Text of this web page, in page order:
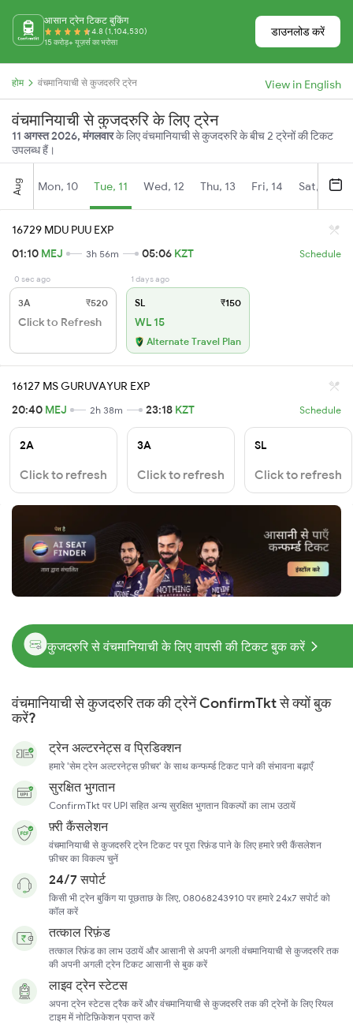
आसान ट्रेन टिकट बुकिंग
4.8 (1,104,530)
15 करोड़+ यूज़र्स का भरोसा
डाउनलोड करें
होम वंचमानियाची से कुजदरुरि ट्रेन View in English
वंचमानियाची से कुजदरुरि के लिए ट्रेन
11 अगस्त 2026, मंगलवारके लिए वंचमानियाची से कुजदरुरि के बीच 2 ट्रेनों की टिकट
उपलब्ध हैं।
Aug Mon, 10 Tue, 11 Wed, 12 Thu, 13 Fri, 14 Sat, 15
16729 MDU PUU EXP
01:10 MEJ 3h 56m 05:06 KZT Schedule
0 sec ago
3A ₹520
Click to Refresh
1 days ago
SL ₹150
WL 15
Alternate Travel Plan
16127 MS GURUVAYUR EXP
20:40 MEJ 2h 38m 23:18 KZT Schedule
2A
Click to refresh
3A
Click to refresh
SL
Click to refresh
कुजदरुरि से वंचमानियाची के लिए वापसी की टिकट बुक करें
वंचमानियाची से कुजदरुरि तक की ट्रेनें ConfirmTkt से क्यों बुक
करें?
ट्रेन अल्टरनेट्स व प्रिडिक्शन
हमारे 'सेम ट्रेन अल्टरनेट्स फ़ीचर' के साथ कन्फर्म्ड टिकट पाने की संभावना बढ़ाएँ
सुरक्षित भुगतान
ConfirmTkt पर UPI सहित अन्य सुरक्षित भुगतान विकल्पों का लाभ उठायें
फ़्री कैंसलेशन
वंचमानियाची से कुजदरुरि ट्रेन टिकट पर पूरा रिफ़ंड पाने के लिए हमारे फ़्री कैंसलेशन
फ़ीचर का विकल्प चुनें
24/7 सपोर्ट
किसी भी ट्रेन बुकिंग या पूछताछ के लिए, 08068243910 पर हमारे 24x7 सपोर्ट को
कॉल करें
तत्काल रिफ़ंड
तत्काल रिफ़ंड का लाभ उठायें और आसानी से अपनी अगली वंचमानियाची से कुजदरुरि तक
की अपनी अगली ट्रेन टिकट आसानी से बुक करें
लाइव ट्रेन स्टेटस
अपना ट्रेन स्टेटस ट्रैक करें और वंचमानियाची से कुजदरुरि तक की ट्रेनों के लिए रियल
टाइम में नोटिफ़िकेशन प्राप्त करें